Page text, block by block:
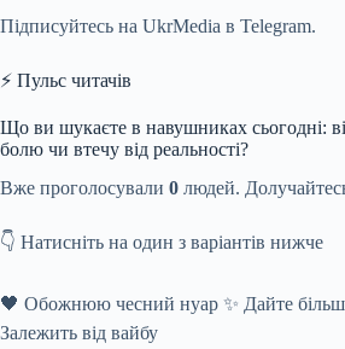
Підписуйтесь на UkrMedia в Telegram.
⚡ Пульс читачів
Що ви шукаєте в навушниках сьогодні:
болю чи втечу від реальності?
Вже проголосували 0 людей.
👇 Натисніть на один з варіантів нижче
🖤 Обожнюю чесний нуар ✨ Дайте
Залежить від вайбу